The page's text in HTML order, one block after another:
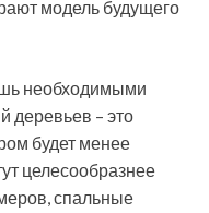
модель будущего
необходимыми
– это
будет менее
целесообразнее
спальные